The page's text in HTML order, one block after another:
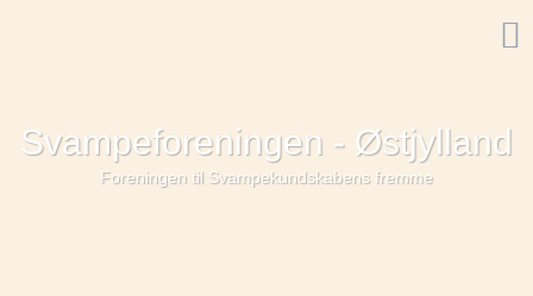
Svampeforeningen - Østjylland
Foreningen til Svampekundskabens fremme